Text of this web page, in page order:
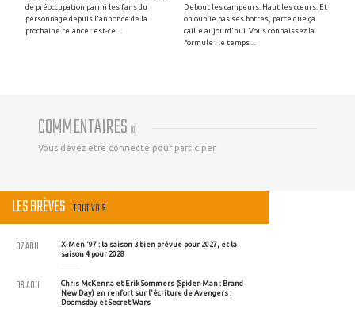
de préoccupation parmi les fans du
personnage depuis l'annonce de la
prochaine relance : est-ce ...
Debout les campeurs. Haut les cœurs. Et
on oublie pas ses bottes, parce que ça
caille aujourd'hui. Vous connaissez la
formule : le temps ...
COMMENTAIRES (0)
Vous devez être connecté pour participer
LES BRÈVES TOUT VOIR
X-Men '97 : la saison 3 bien prévue pour 2027, et la
saison 4 pour 2028
07 AOU
Chris McKenna et Erik Sommers (Spider-Man : Brand
New Day) en renfort sur l'écriture de Avengers :
Doomsday et Secret Wars
06 AOU